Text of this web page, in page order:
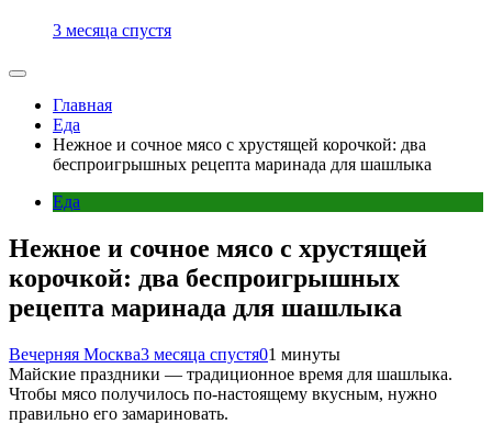
3 месяца спустя
Главная
Еда
Нежное и сочное мясо с хрустящей корочкой: два
беспроигрышных рецепта маринада для шашлыка
Еда
Нежное и сочное мясо с хрустящей
корочкой: два беспроигрышных
рецепта маринада для шашлыка
Вечерняя Москва3 месяца спустя01 минуты
Майские праздники — традиционное время для шашлыка.
Чтобы мясо получилось по-настоящему вкусным, нужно
правильно его замариновать.